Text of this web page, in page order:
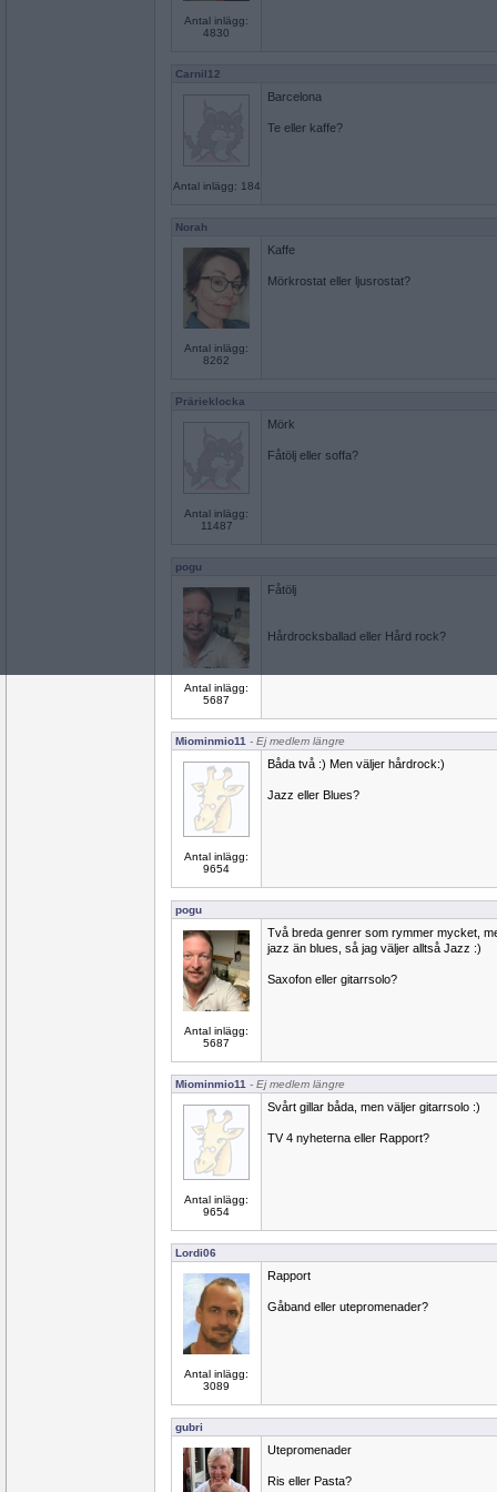
Antal inlägg:
4830
Carnil12
Antal inlägg: 184
Barcelona
Te eller kaffe?
Norah
Antal inlägg:
8262
Kaffe
Mörkrostat eller ljusrostat?
Prärieklocka
Antal inlägg:
11487
Mörk
Fåtölj eller soffa?
pogu
Antal inlägg:
5687
Fåtölj
Hårdrocksballad eller Hård rock?
Miominmio11 - Ej medlem längre
Antal inlägg:
9654
Båda två :) Men väljer hårdrock:)
Jazz eller Blues?
pogu
Antal inlägg:
5687
Två breda genrer som rymmer mycket,
jazz än blues, så jag väljer alltså Jazz :)
Saxofon eller gitarrsolo?
Miominmio11 - Ej medlem längre
Antal inlägg:
9654
Svårt gillar båda, men väljer gitarrsolo :)
TV 4 nyheterna eller Rapport?
Lordi06
Antal inlägg:
3089
Rapport
Gåband eller utepromenader?
gubri
Utepromenader
Ris eller Pasta?